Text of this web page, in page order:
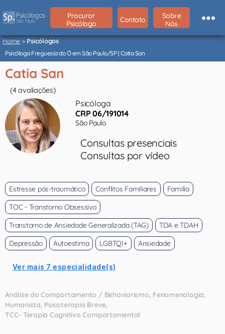
São
Paulo
Procurar
Psicólogo
Contato
Sobre
Nós
Home»Psicólogos
Psicóloga Freguesia do Ó em São Paulo/SP | Catia San
Catia San
(4 avaliações)
Psicóloga
CRP 06/191014
São Paulo
Consultas presenciais
Consultas por vídeo
Estresse pós-traumático Conflitos Familiares
Família
TOC - Transtorno Obsessivo
Transtorno de Ansiedade Generalizada (TAG)
TDA e TDAH
Depressão
Autoestima LGBTQI+ Ansiedade
Ver mais 7 especialidade(s)
Análise do Comportamento / Behaviorismo Fenomenologia
Humanista Psicoterapia Breve
TCC- Terapia Cognitivo Comportamental